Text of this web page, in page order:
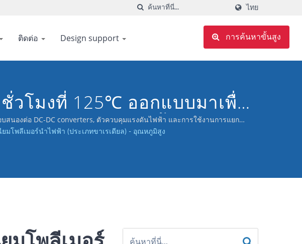
ไทย
ติดต่อ Design support การค้นหาขั้นสูง
วโมงที่ 125℃ ออกแบบมาเพื่อ
องตัวเก็บประจุในพื้นที่จำกัด
บสนองต่อ DC-DC converters, ตัวควบคุมแรงดันไฟฟ้า และการใช้งานการแยก
ยมโพลีเมอร์นำไฟฟ้า (ประเภทขาเรเดียล) - อุณหภูมิสูง